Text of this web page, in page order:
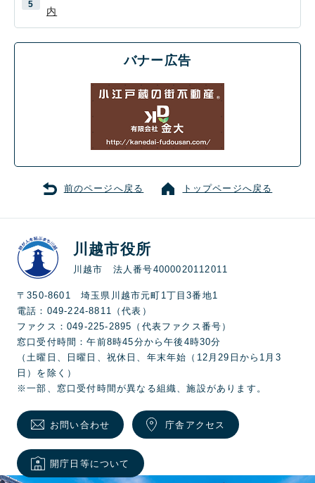
内
バナー広告
前のページへ戻る トップページへ戻る
川越市役所
川越市 法人番号4000020112011
〒350-8601 埼玉県川越市元町1丁目3番地1
電話：049-224-8811（代表）
ファクス：049-225-2895（代表ファクス番号）
窓口受付時間：午前8時45分から午後4時30分
（土曜日、日曜日、祝休日、年末年始（12月29日から1月3
日）を除く）
※一部、窓口受付時間が異なる組織、施設があります。
お問い合わせ 庁舎アクセス
開庁日等について